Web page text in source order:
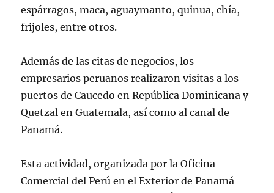
espárragos, maca, aguaymanto, quinua, chía,
frijoles, entre otros.
Además de las citas de negocios, los
empresarios peruanos realizaron visitas a los
puertos de Caucedo en República Dominicana y
Quetzal en Guatemala, así como al canal de
Panamá.
Esta actividad, organizada por la Oficina
Comercial del Perú en el Exterior de Panamá